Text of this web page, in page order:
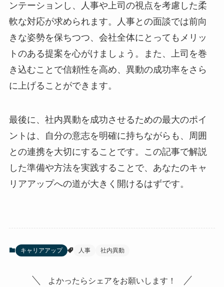
ンテーションし、人事や上司の視点を考慮した柔
軟な対応が求められます。人事との面談では前向
きな姿勢を保ちつつ、会社全体にとってもメリッ
トのある提案を心がけましょう。また、上司を巻
き込むことで信頼性を高め、異動の成功率をさら
に上げることができます。
最後に、社内異動を成功させるための最大のポイ
ントは、自分の意志を明確に持ちながらも、周囲
との連携を大切にすることです。この記事で解説
した準備や方法を実践することで、あなたのキャ
リアアップへの道が大きく開けるはずです。
キャリアアップ 人事 社内異動
よかったらシェアをお願いします！